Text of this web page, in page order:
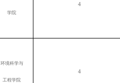
学院
4
环境科学与
工程学院
4